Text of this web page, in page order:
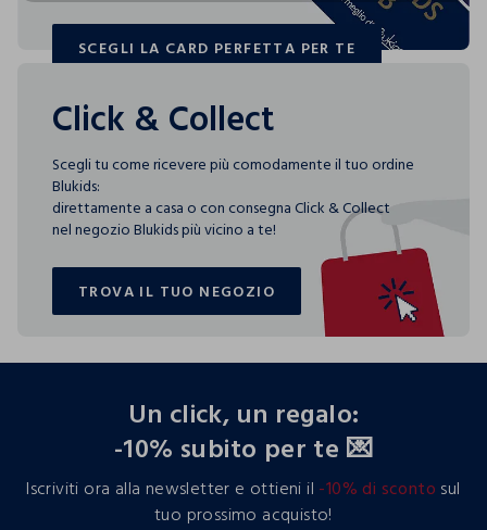
3 specifici indici consentono di scoprire, per ogni capo,
SCEGLI LA CARD PERFETTA PER TE
SCEGLI LA CARD PERFETTA PER TE
Click & Collect
Scegli tu come ricevere più comodamente il tuo ordine
Blukids:
direttamente a casa o con consegna Click & Collect
nel negozio Blukids più vicino a te!
TROVA IL TUO NEGOZIO
TROVA IL TUO NEGOZIO
Un click, un regalo:
-10% subito per te 💌
Iscriviti ora alla newsletter e ottieni il -10% di sconto sul
tuo prossimo acquisto!